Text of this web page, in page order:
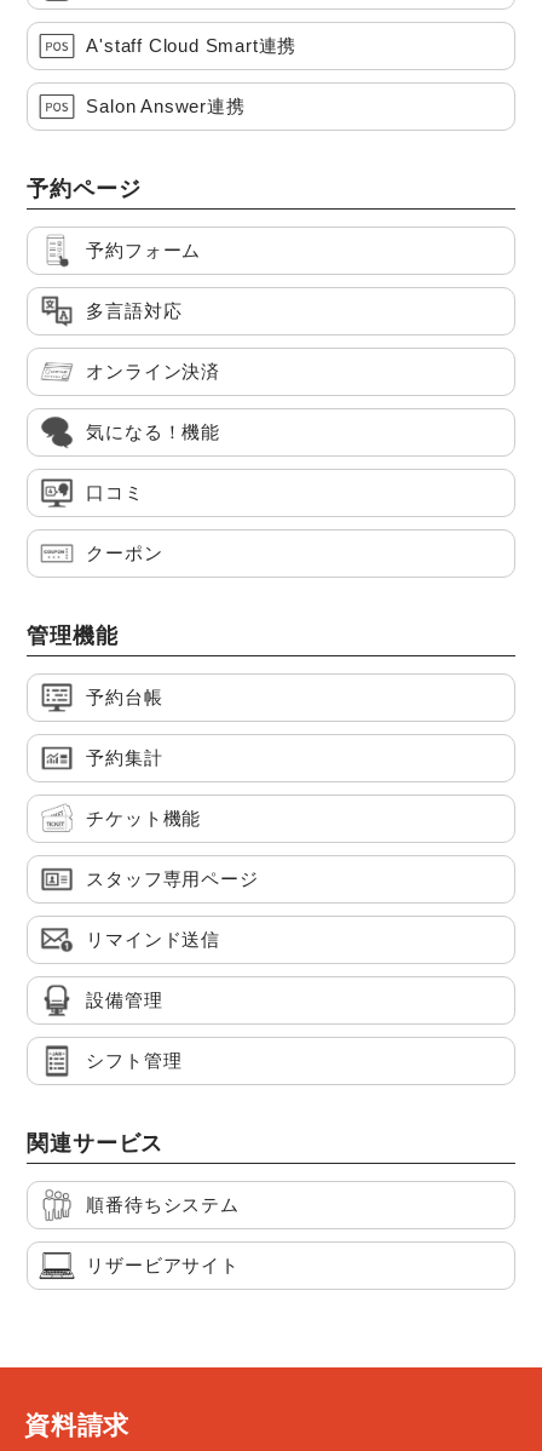
A'staff Cloud Smart連携
Salon Answer連携
予約ページ
予約フォーム
多言語対応
オンライン決済
気になる！機能
口コミ
クーポン
管理機能
予約台帳
予約集計
チケット機能
スタッフ専用ページ
リマインド送信
設備管理
シフト管理
関連サービス
順番待ちシステム
リザービアサイト
資料請求